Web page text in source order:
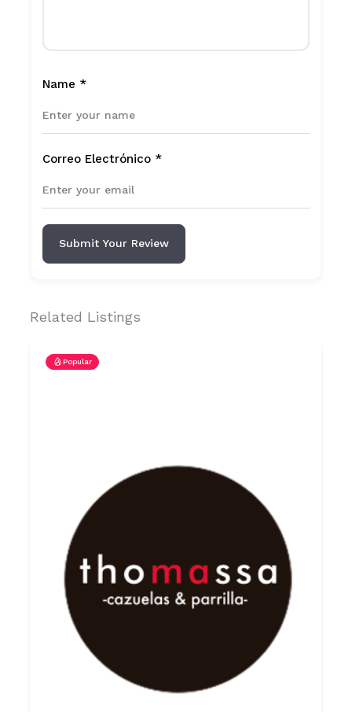
Name *
Correo Electrónico *
Submit Your Review
Related Listings
Popular